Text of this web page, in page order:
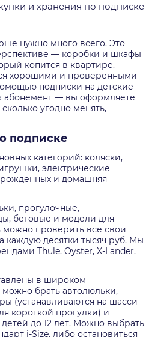
и хранения по подписке
нужно много всего. Это
— коробки и шкафы
копится в квартире.
хорошими и проверенными
подписки на детские
абонемент — вы оформляете
угодно менять,
подписке
категорий: коляски,
электрические
и домашняя
прогулочные,
беговые и модели для
можно проверить все свои
каждую десятки тысяч руб. Мы
Thule, Oyster, X-Lander,
в широком
брать автолюльки,
(устанавливаются на шасси
короткой прогулки) и
до 12 лет. Можно выбрать
i-Size, либо остановиться